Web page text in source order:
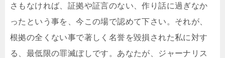
さもなければ、証拠や証言のない、作り話に過ぎなか
ったという事を、今この場で認めて下さい。それが、
根拠の全くない事で著しく名誉を毀損された私に対す
る、最低限の罪滅ぼしです。あなたが、ジャーナリス